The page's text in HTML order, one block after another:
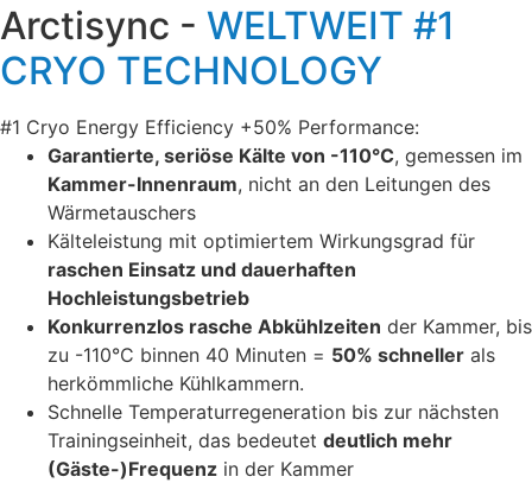
Arctisync - WELTWEIT #1
CRYO TECHNOLOGY
#1 Cryo Energy Efficiency +50% Performance:
Garantierte, seriöse Kälte von -110°C, gemessen im
Kammer-Innenraum, nicht an den Leitungen des
Wärmetauschers
Kälteleistung mit optimiertem Wirkungsgrad für
raschen Einsatz und dauerhaften
Hochleistungsbetrieb
Konkurrenzlos rasche Abkühlzeiten der Kammer, bis
zu -110°C binnen 40 Minuten = 50% schneller als
herkömmliche Kühlkammern.
Schnelle Temperaturregeneration bis zur nächsten
Trainingseinheit, das bedeutet deutlich mehr
(Gäste-)Frequenz in der Kammer